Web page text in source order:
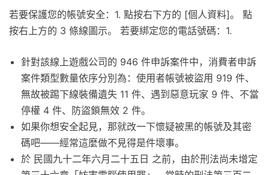
若要保護您的帳號安全：1. 點按右下方的 [個人資料]。 點
按右上方的 3 條線圖示。 若要綁定您的電話號碼：1.
針對該線上遊戲公司的 946 件申訴案件中，消費者申訴
案件類型數量依序分別為：使用者帳號被盜用 919 件、
無故被踢下線裝備遺失 11 件、遇到惡意玩家 9 件、不當
停權 4 件、防盜鎖無效 2 件。
如果你想安全起見，那就改一下懷疑被黑的帳號及其密
碼吧——經常這麼做不見得是件壞事。
於 民國九十二年六月二十五日 之前，由於刑法尚未增定